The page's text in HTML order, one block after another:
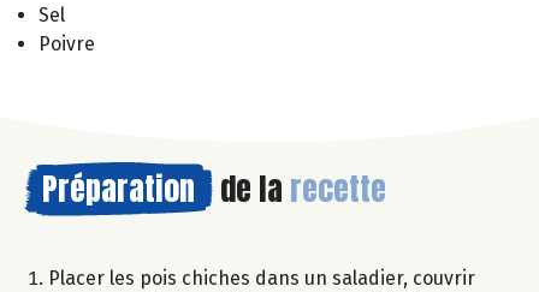
Sel
Poivre
Préparation de la recette
Placer les pois chiches dans un saladier, couvrir